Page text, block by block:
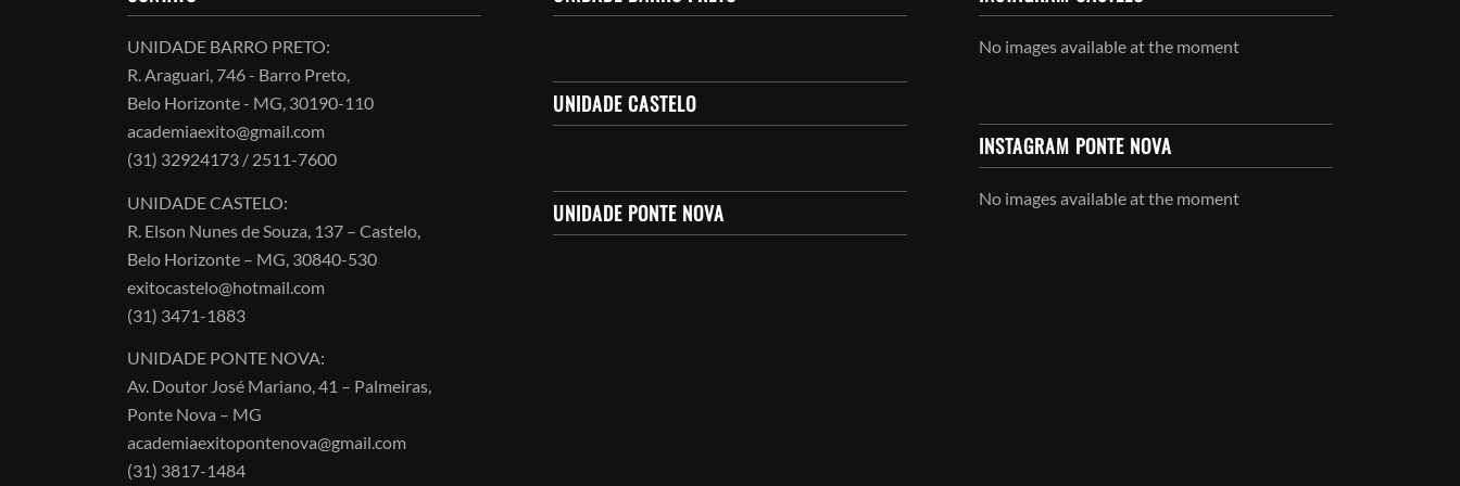
UNIDADE BARRO PRETO:
R. Araguari, 746 - Barro Preto,
Belo Horizonte - MG, 30190-110
academiaexito@gmail.com
(31) 32924173 / 2511-7600
UNIDADE CASTELO:
R. Elson Nunes de Souza, 137 – Castelo,
Belo Horizonte – MG, 30840-530
exitocastelo@hotmail.com
(31) 3471-1883
UNIDADE PONTE NOVA:
Av. Doutor José Mariano, 41 – Palmeiras,
Ponte Nova – MG
academiaexitopontenova@gmail.com
(31) 3817-1484
UNIDADE CASTELO
UNIDADE PONTE NOVA
No images available at the moment
INSTAGRAM PONTE NOVA
No images available at the moment